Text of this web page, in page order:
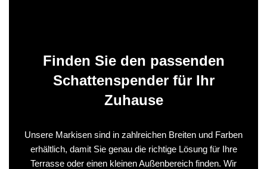
Finden Sie den passenden
Schattenspender für Ihr
Zuhause
Unsere Markisen sind in zahlreichen Breiten und Farben
erhältlich, damit Sie genau die richtige Lösung für Ihre
Terrasse oder einen kleinen Außenbereich finden. Wir